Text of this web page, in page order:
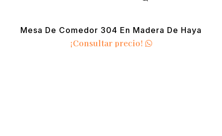
Mesa De Comedor 304 En Madera De Haya
¡Consultar precio!